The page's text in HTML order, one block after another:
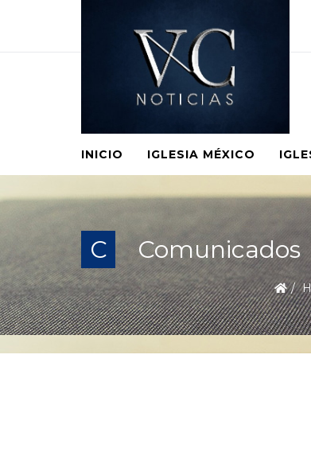
INICIO IGLESIA MÉXICO
C Comunicados